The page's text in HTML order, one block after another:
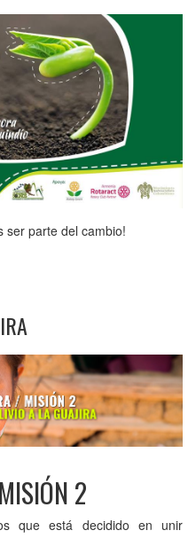
ser parte del cambio!
2
que está decidido en unir